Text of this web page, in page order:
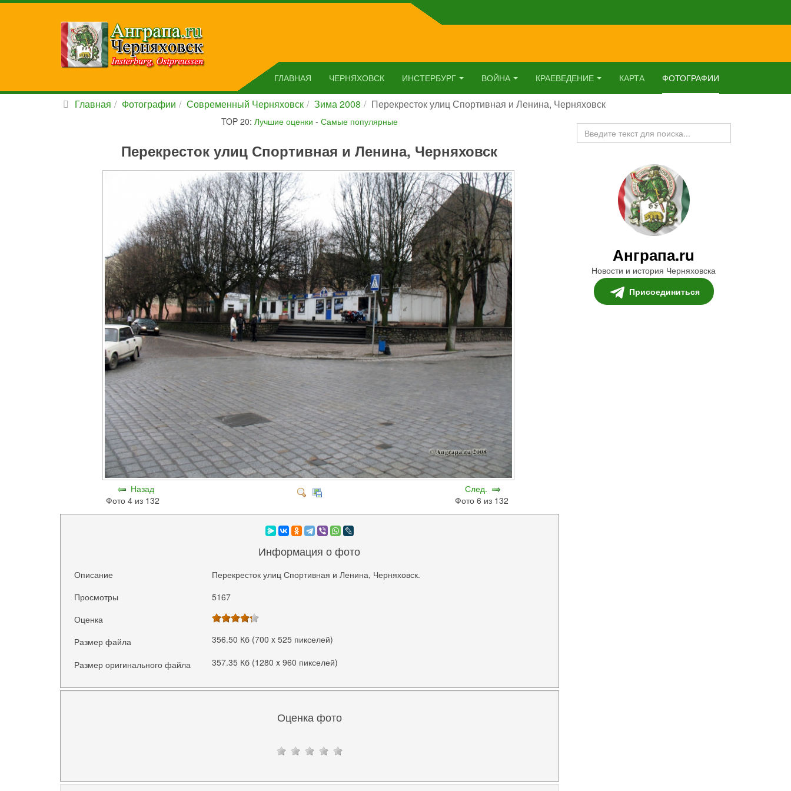
ГЛАВНАЯ ЧЕРНЯХОВСК ИНСТЕРБУРГ ВОЙНА КРАЕВЕДЕНИЕ КАРТА ФОТОГРАФИИ
Главная Фотографии Современный Черняховск Зима 2008 Перекресток улиц Спортивная и Ленина, Черняховск
TOP 20: Лучшие оценки - Самые популярные
Перекресток улиц Спортивная и Ленина, Черняховск
Назад
Фото 4 из 132
След.
Фото 6 из 132
Информация о фото
Описание
Перекресток улиц Спортивная и Ленина, Черняховск.
Просмотры
5167
Оценка
Размер файла
356.50 Кб (700 x 525 пикселей)
Размер оригинального файла 357.35 Кб (1280 x 960 пикселей)
Оценка фото
Искать...
Анграпа.ru
Новости и история Черняховска
Присоединиться